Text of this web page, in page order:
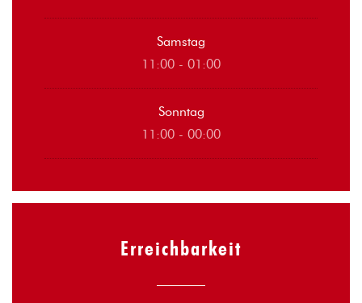
Samstag
11:00 - 01:00
Sonntag
11:00 - 00:00
Erreichbarkeit